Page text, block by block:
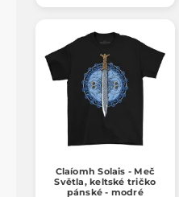
Claíomh Solais - Meč
Světla, keltské tričko
pánské - modré